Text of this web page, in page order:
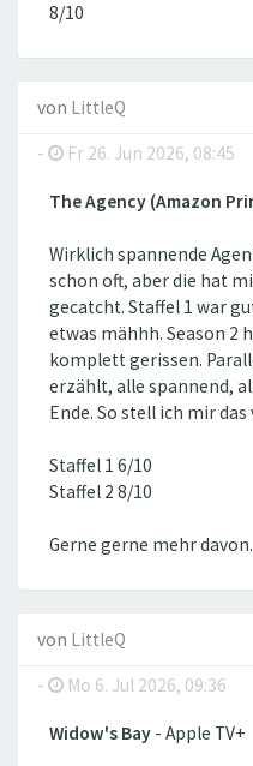
8/10
von LittleQ
-
Fr 26. Jun 2026, 08:45
The Agency (Amazon
Wirklich spannende
schon oft, aber die hat
gecatcht. Staffel 1 war
etwas mähhh. Season 2
komplett gerissen.
erzählt, alle spannend,
Ende. So stell ich mir das
Staffel 1 6/10
Staffel 2 8/10
Gerne gerne mehr davon.
von LittleQ
-
Mo 6. Jul 2026, 09:36
Widow's Bay - Apple TV+